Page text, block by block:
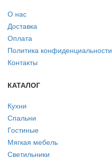
О нас
Доставка
Оплата
Политика конфиденциальности
Контакты
КАТАЛОГ
Кухни
Спальни
Гостиные
Мягкая мебель
Светильники